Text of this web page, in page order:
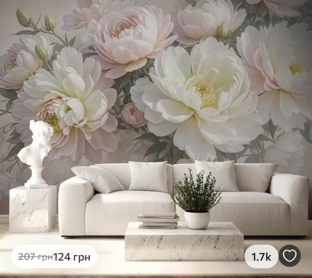
207грн124 грн 1.7k